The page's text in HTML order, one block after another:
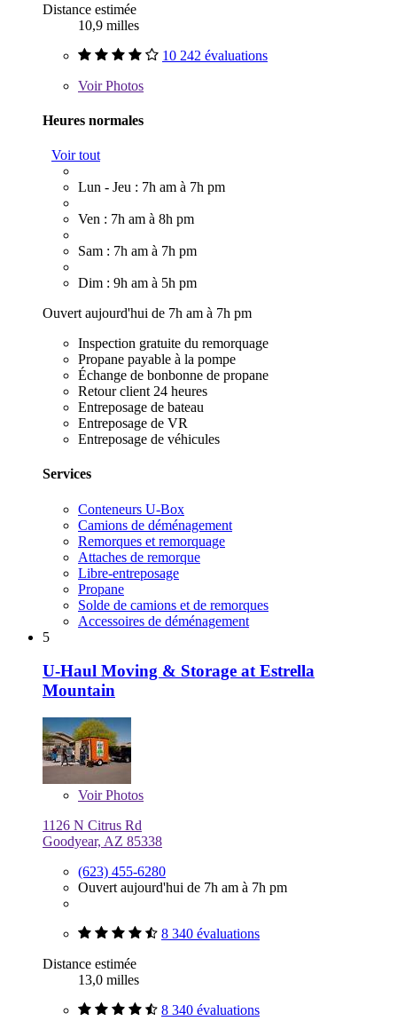
Distance estimée
10,9 milles
10 242 évaluations
VoirPhotos
Heures normales
Voir tout
Lun - Jeu : 7h am à 7h pm
Ven : 7h am à 8h pm
Sam : 7h am à 7h pm
Dim : 9h am à 5h pm
Ouvert aujourd'hui de 7h am à 7h pm
Inspection gratuite du remorquage
Propane payable à la pompe
Échange de bonbonne de propane
Retour client 24 heures
Entreposage de bateau
Entreposage de VR
Entreposage de véhicules
Services
Conteneurs U-Box
Camions de déménagement
Remorques et remorquage
Attaches de remorque
Libre-entreposage
Propane
Solde de camions et de remorques
Accessoires de déménagement
5
U-Haul Moving & Storage at Estrella
Mountain
VoirPhotos
1126 N Citrus Rd
Goodyear, AZ 85338
(623) 455-6280
Ouvert aujourd'hui de 7h am à 7h pm
8 340 évaluations
Distance estimée
13,0 milles
8 340 évaluations